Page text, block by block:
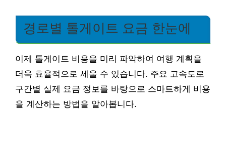
경로별 톨게이트 요금 한눈에
이제 톨게이트 비용을 미리 파악하여 여행 계획을
더욱 효율적으로 세울 수 있습니다. 주요 고속도로
구간별 실제 요금 정보를 바탕으로 스마트하게 비용
을 계산하는 방법을 알아봅니다.